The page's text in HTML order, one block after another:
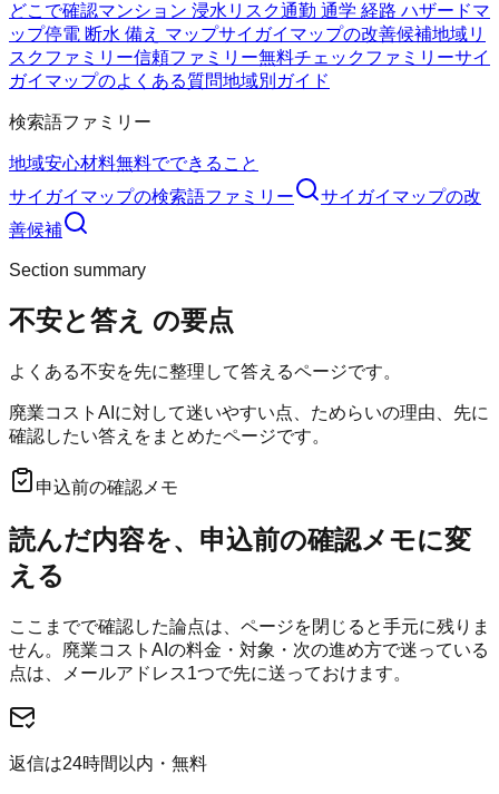
どこで確認マンション 浸水リスク通勤 通学 経路 ハザードマ
ップ停電 断水 備え マップサイガイマップの改善候補地域リ
スクファミリー信頼ファミリー無料チェックファミリーサイ
ガイマップのよくある質問地域別ガイド
検索語ファミリー
地域安心材料無料でできること
サイガイマップの検索語ファミリー サイガイマップの改
善候補
Section summary
不安と答え の要点
よくある不安を先に整理して答えるページです。
廃業コストAIに対して迷いやすい点、ためらいの理由、先に
確認したい答えをまとめたページです。
申込前の確認メモ
読んだ内容を、申込前の確認メモに変
える
ここまでで確認した論点は、ページを閉じると手元に残りま
せん。 廃業コストAI の料金・対象・次の進め方で迷っている
点は、メールアドレス1つで先に送っておけます。
返信は24時間以内・無料